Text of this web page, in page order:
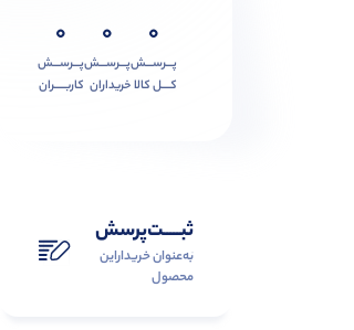
0
پـــرســـش
کــــل کالا
0
پـــرســـش
خریداران
0
پـــرســـش
کاربـــــران
ثبـــــت‌پرسش
به‌عنوان ‌خریدار‌این‌
محصول